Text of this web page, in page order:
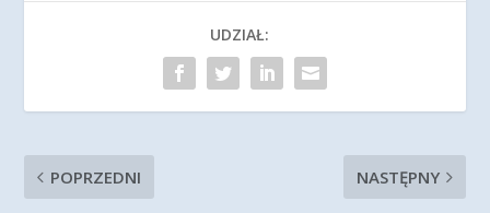
UDZIAŁ:
POPRZEDNI NASTĘPNY